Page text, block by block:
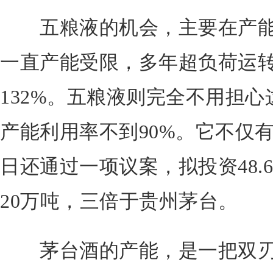
五粮液的机会，主要在产
一直产能受限，多年超负荷运
132%。五粮液则完全不用担
产能利用率不到90%。它不仅
日还通过一项议案，拟投资
20万吨，三倍于贵州茅台。
茅台酒的产能，是一把双